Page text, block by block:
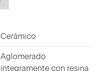
Cerámico
Aglomerado
íntegramente con resina